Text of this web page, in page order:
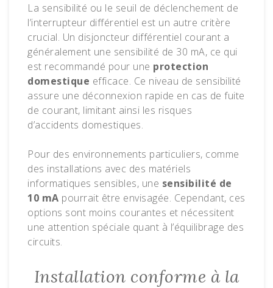
La sensibilité ou le seuil de déclenchement de
l’interrupteur différentiel est un autre critère
crucial. Un disjoncteur différentiel courant a
généralement une sensibilité de 30 mA, ce qui
est recommandé pour une protection
domestique efficace. Ce niveau de sensibilité
assure une déconnexion rapide en cas de fuite
de courant, limitant ainsi les risques
d’accidents domestiques.
Pour des environnements particuliers, comme
des installations avec des matériels
informatiques sensibles, une sensibilité de
10 mA pourrait être envisagée. Cependant, ces
options sont moins courantes et nécessitent
une attention spéciale quant à l’équilibrage des
circuits.
Installation conforme à la